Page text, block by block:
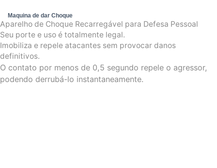
Maquina de dar Choque
Aparelho de Choque Recarregável para Defesa Pessoal
Seu porte e uso é totalmente legal.
Imobiliza e repele atacantes sem provocar danos
definitivos.
O contato por menos de 0,5 segundo repele o agressor,
podendo derrubá-lo instantaneamente.